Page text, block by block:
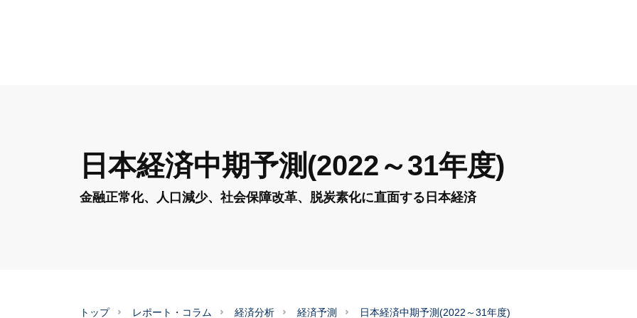
日本経済中期予測(2022～31年度)
金融正常化、人口減少、社会保障改革、脱炭素化に直面する日本経済
トップ レポート・コラム 経済分析 経済予測 日本経済中期予測(2022～31年度)